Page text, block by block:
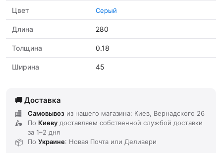
Цвет Серый
Длина 280
Толщина 0.18
Ширина 45
Доставка
Самовывоз из нашего магазина: Киев, Вернадского 26
По Киеву доставляем собственной службой доставки
за 1–2 дня
По Украине: Новая Почта или Деливери